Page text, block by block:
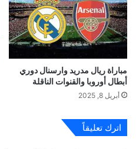
مباراة ريال مدريد وارسنال دوري
أبطال أوروبا والقنوات الناقلة
أبريل 8, 2025
اترك تعليقاً